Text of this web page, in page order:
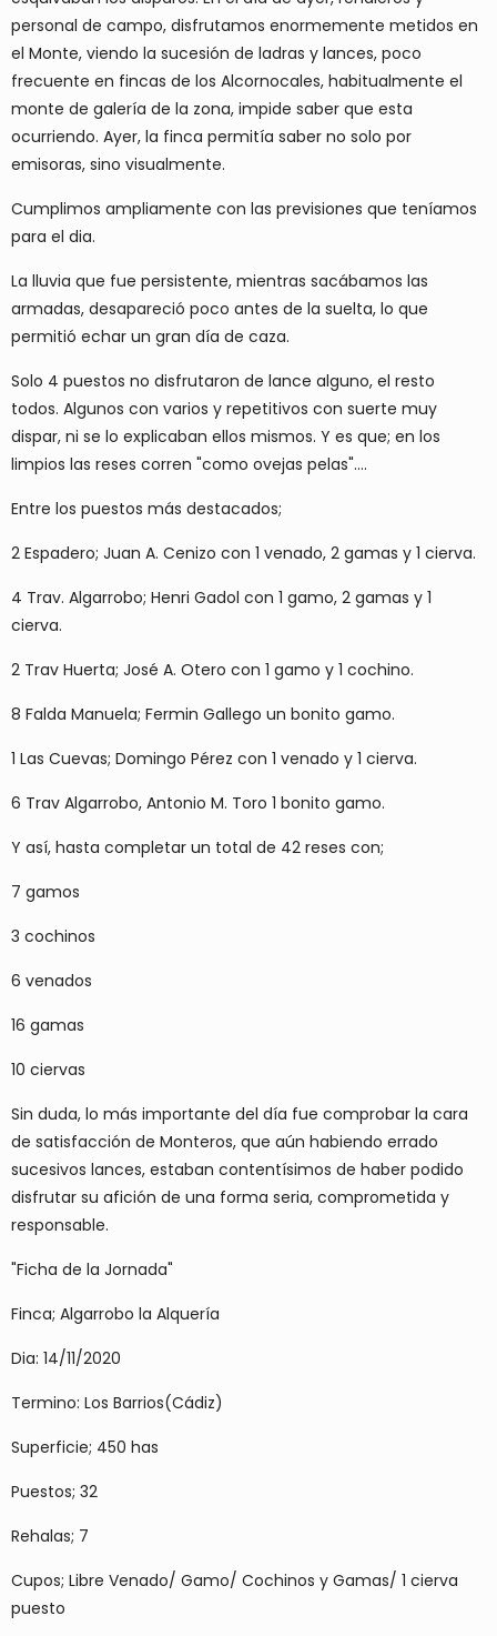
personal de campo, disfrutamos enormemente metidos en
el Monte, viendo la sucesión de ladras y lances, poco
frecuente en fincas de los Alcornocales, habitualmente el
monte de galería de la zona, impide saber que esta
ocurriendo. Ayer, la finca permitía saber no solo por
emisoras, sino visualmente.
Cumplimos ampliamente con las previsiones que teníamos
para el dia.
La lluvia que fue persistente, mientras sacábamos las
armadas, desapareció poco antes de la suelta, lo que
permitió echar un gran día de caza.
Solo 4 puestos no disfrutaron de lance alguno, el resto
todos. Algunos con varios y repetitivos con suerte muy
dispar, ni se lo explicaban ellos mismos. Y es que; en los
limpios las reses corren "como ovejas pelas"....
Entre los puestos más destacados;
2 Espadero; Juan A. Cenizo con 1 venado, 2 gamas y 1 cierva.
4 Trav. Algarrobo; Henri Gadol con 1 gamo, 2 gamas y 1
cierva.
2 Trav Huerta; José A. Otero con 1 gamo y 1 cochino.
8 Falda Manuela; Fermin Gallego un bonito gamo.
1 Las Cuevas; Domingo Pérez con 1 venado y 1 cierva.
6 Trav Algarrobo, Antonio M. Toro 1 bonito gamo.
Y así, hasta completar un total de 42 reses con;
7 gamos
3 cochinos
6 venados
16 gamas
10 ciervas
Sin duda, lo más importante del día fue comprobar la cara
de satisfacción de Monteros, que aún habiendo errado
sucesivos lances, estaban contentísimos de haber podido
disfrutar su afición de una forma seria, comprometida y
responsable.
"Ficha de la Jornada"
Finca; Algarrobo la Alquería
Dia: 14/11/2020
Termino: Los Barrios(Cádiz)
Superficie; 450 has
Puestos; 32
Rehalas; 7
Cupos; Libre Venado/ Gamo/ Cochinos y Gamas/ 1 cierva
puesto